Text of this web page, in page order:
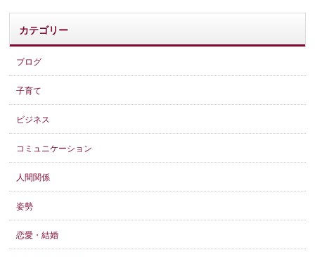
カテゴリー
ブログ
子育て
ビジネス
コミュニケーション
人間関係
姿勢
恋愛・結婚